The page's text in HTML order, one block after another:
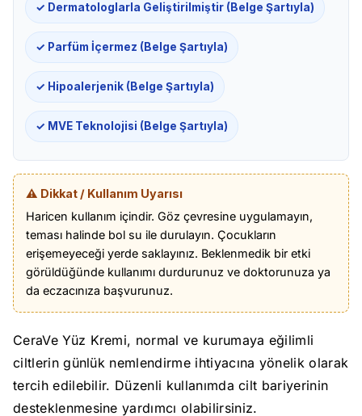
✓ Dermatologlarla Geliştirilmiştir (Belge Şartıyla)
✓ Parfüm İçermez (Belge Şartıyla)
✓ Hipoalerjenik (Belge Şartıyla)
✓ MVE Teknolojisi (Belge Şartıyla)
⚠️ Dikkat / Kullanım Uyarısı
Haricen kullanım içindir. Göz çevresine uygulamayın,
teması halinde bol su ile durulayın. Çocukların
erişemeyeceği yerde saklayınız. Beklenmedik bir etki
görüldüğünde kullanımı durdurunuz ve doktorunuza ya
da eczacınıza başvurunuz.
CeraVe Yüz Kremi, normal ve kurumaya eğilimli
ciltlerin günlük nemlendirme ihtiyacına yönelik olarak
tercih edilebilir. Düzenli kullanımda cilt bariyerinin
desteklenmesine yardımcı olabilirsiniz.